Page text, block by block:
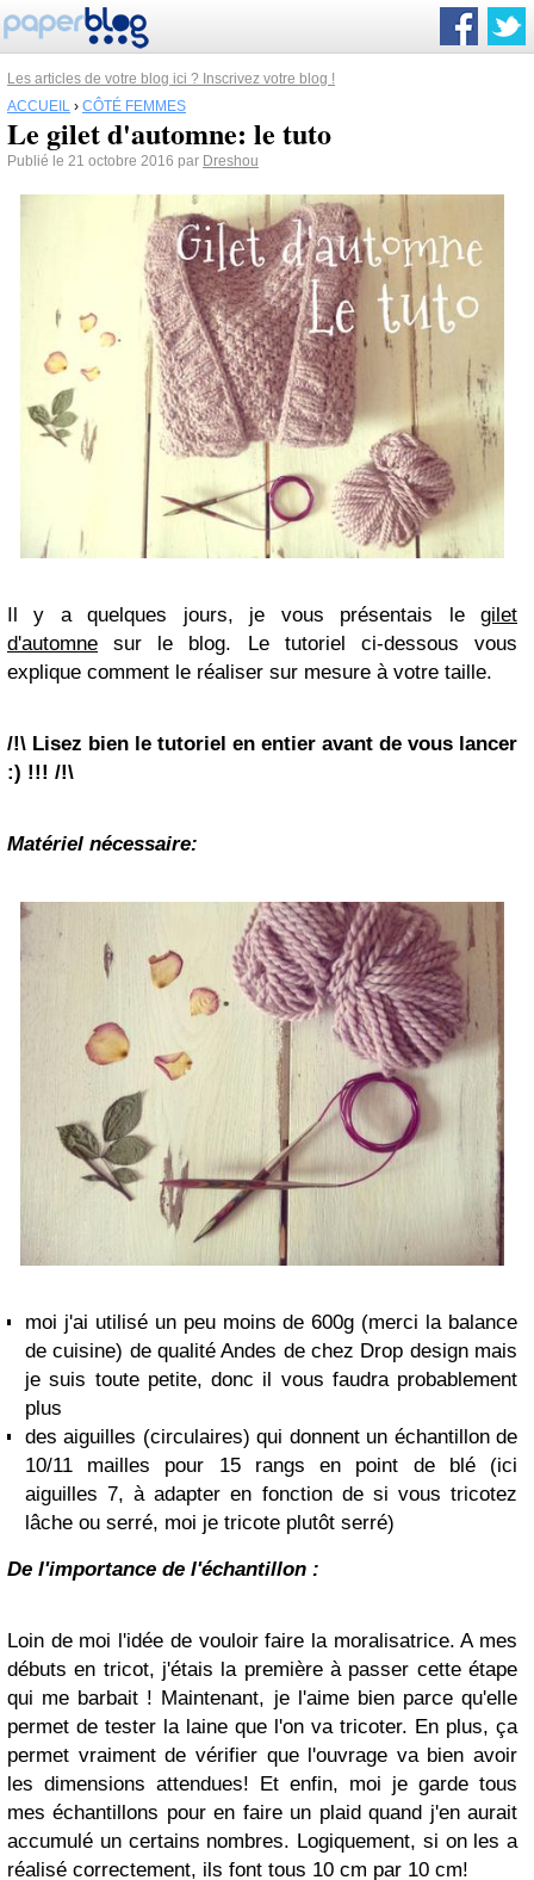
Les articles de votre blog ici ? Inscrivez votre blog !
ACCUEIL › CÔTÉ FEMMES
Le gilet d'automne: le tuto
Publié le 21 octobre 2016 par Dreshou
Il y a quelques jours, je vous présentais le gilet
d'automne sur le blog. Le tutoriel ci-dessous vous
explique comment le réaliser sur mesure à votre taille.
/!\ Lisez bien le tutoriel en entier avant de vous lancer
:) !!! /!\
Matériel nécessaire:
moi j'ai utilisé un peu moins de 600g (merci la balance
de cuisine) de qualité Andes de chez Drop design mais
je suis toute petite, donc il vous faudra probablement
plus
des aiguilles (circulaires) qui donnent un échantillon de
10/11 mailles pour 15 rangs en point de blé (ici
aiguilles 7, à adapter en fonction de si vous tricotez
lâche ou serré, moi je tricote plutôt serré)
De l'importance de l'échantillon :
Loin de moi l'idée de vouloir faire la moralisatrice. A mes
débuts en tricot, j'étais la première à passer cette étape
qui me barbait ! Maintenant, je l'aime bien parce qu'elle
permet de tester la laine que l'on va tricoter. En plus, ça
permet vraimentde vérifier que l'ouvrage va bien avoir
les dimensions attendues! Et enfin, moi je garde tous
mes échantillons pour en faire un plaid quand j'en aurait
accumulé un certains nombres. Logiquement, si on les a
réalisé correctement, ils font tous 10 cm par 10 cm!